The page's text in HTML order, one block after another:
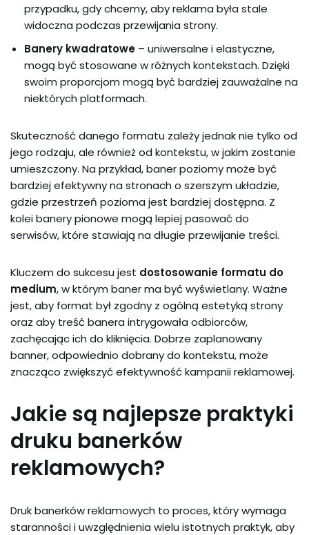
przypadku, gdy chcemy, aby reklama była stale
widoczna podczas przewijania strony.
Banery kwadratowe – uniwersalne i elastyczne,
mogą być stosowane w różnych kontekstach. Dzięki
swoim proporcjom mogą być bardziej zauważalne na
niektórych platformach.
Skuteczność danego formatu zależy jednak nie tylko od
jego rodzaju, ale również od kontekstu, w jakim zostanie
umieszczony. Na przykład, baner poziomy może być
bardziej efektywny na stronach o szerszym układzie,
gdzie przestrzeń pozioma jest bardziej dostępna. Z
kolei banery pionowe mogą lepiej pasować do
serwisów, które stawiają na długie przewijanie treści.
Kluczem do sukcesu jest dostosowanie formatu do
medium, w którym baner ma być wyświetlany. Ważne
jest, aby format był zgodny z ogólną estetyką strony
oraz aby treść banera intrygowała odbiorców,
zachęcając ich do kliknięcia. Dobrze zaplanowany
banner, odpowiednio dobrany do kontekstu, może
znacząco zwiększyć efektywność kampanii reklamowej.
Jakie są najlepsze praktyki
druku banerków
reklamowych?
Druk banerków reklamowych to proces, który wymaga
staranności i uwzględnienia wielu istotnych praktyk, aby